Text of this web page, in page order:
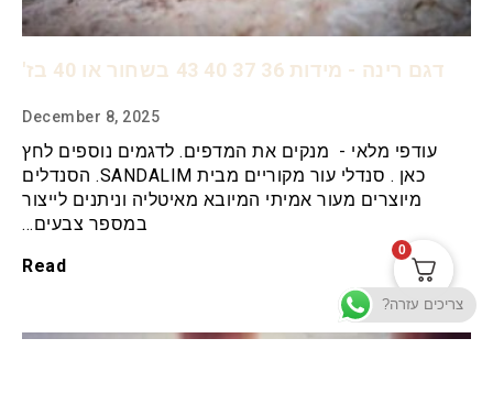
דגם רינה - מידות 36 37 40 43 בשחור או 40 בז'
December 8, 2025
עודפי מלאי - מנקים את המדפים. לדגמים נוספים לחץ
כאן . סנדלי עור מקוריים מבית SANDALIM. הסנדלים
מיוצרים מעור אמיתי המיובא מאיטליה וניתנים לייצור
במספר צבעים…
Read
צריכים עזרה?
0